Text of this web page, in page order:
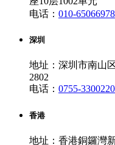
电话： 010-65066978
深圳
地址：深圳市南山
2802
电话： 0755-
香港
地址：香港銅鑼灣